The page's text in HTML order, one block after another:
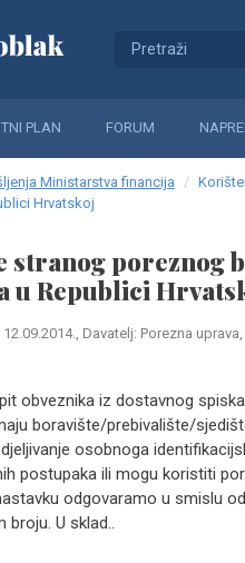
PLAN FORUM
Ministarstva financija
Hrvatskoj
stranog poreznog
u Republici
Davatelj: Porezna
obveznika iz dostavnog
boravište/prebivalište/
osobnoga
postupaka ili mogu koristiti
odgovaramo u smislu
broju. U sklad..